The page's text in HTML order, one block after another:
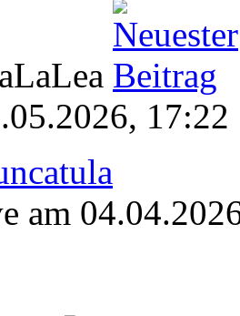
17:22
am